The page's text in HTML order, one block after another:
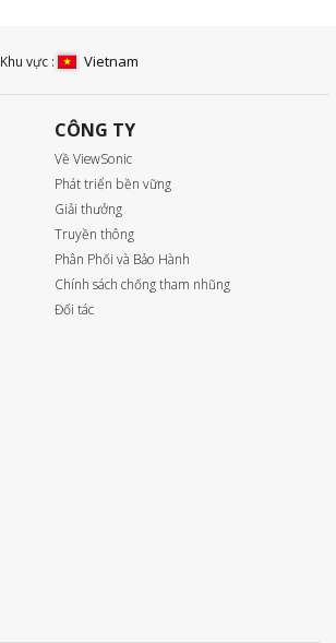
Khu vực : Vietnam
CÔNG TY
Về ViewSonic
Phát triển bền vững
Giải thưởng
Truyền thông
Phân Phối và Bảo Hành
Chính sách chống tham nhũng
Đối tác